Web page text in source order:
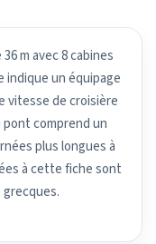
m avec 8 cabines
indique un équipage
vitesse de croisière
pont comprend un
plus longues à
à cette fiche sont
grecques.